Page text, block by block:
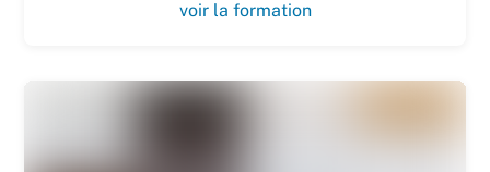
voir la formation